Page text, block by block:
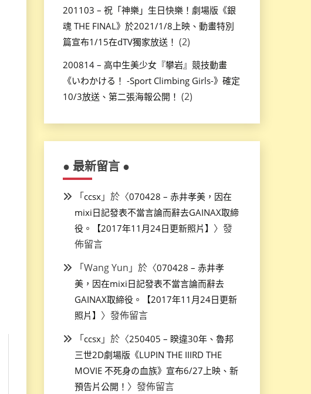
201103 – 祝「神樂」生日快樂！劇場版《銀
魂 THE FINAL》於2021/1/8上映、動畫特別
篇宣布1/15在dTV獨家放送！ (2)
200814 – 高中生美少女『攀岩』競技動畫
《いわかける！ -Sport Climbing Girls-》確定
10/3放送、第二張海報公開！ (2)
● 最新留言 ●
「ccsx」於〈070428 – 赤井孝美，因在
mixi日記發表不當言論而辭去GAINAX取締
役。【2017年11月24日更新照片】 〉發
佈留言
「Wang Yun 」於〈070428 – 赤井孝
美，因在mixi日記發表不當言論而辭去
GAINAX取締役。【2017年11月24日更新
照片】 〉發佈留言
「ccsx」於〈250405 – 睽違30年、魯邦
三世2D劇場版《LUPIN THE IIIRD THE
MOVIE 不死身の血族》宣布6/27上映、新
預告片公開！ 〉發佈留言